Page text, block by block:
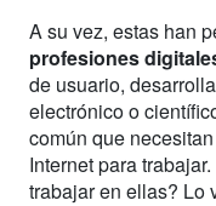
A su vez, estas han
profesiones
de usuario,
electrónico o
común que
Internet para
trabajar en ellas? Lo